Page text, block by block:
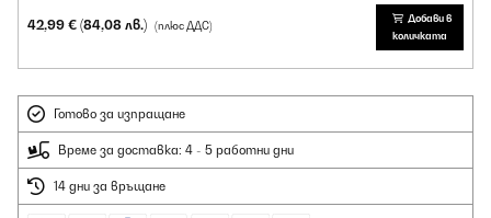
42,99 € (84,08 лв.) (плюс ДДС)
Добави в
количката
Готово за изпращане
Време за доставка: 4 - 5 работни дни
14 дни за връщане